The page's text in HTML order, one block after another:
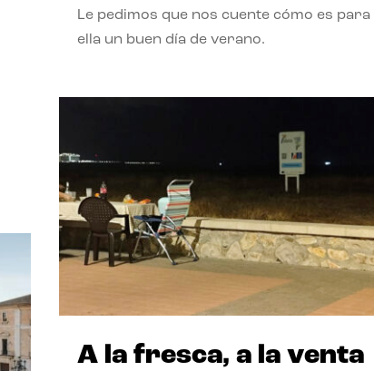
Le pedimos que nos cuente cómo es para
ella un buen día de verano.
A la fresca, a la venta